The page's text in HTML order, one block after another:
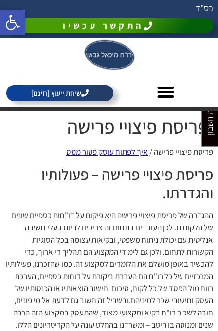
פתח
בס"ד
התקשר עכשיו
שיחת ייעוץ [חינם]
פריסת פיצויי פרישה
פריסת פיצויי פרישה / איך לפתוח עוסק פטור ממס
פריסת פיצויי פרישה – פעולותיו
והגדרתו.
ההגדרה של פריסת פיצויי פרישה היא פיקוח על דו"חות כספיים שונים
של הלקוחות. לכן העובדים בתחום זה צריכים להיות בעלי חשיבה
אנליטית עם יכולת ניתוח משפטי, ובקיאות עצומה בכל הסוגיות
הקשורות לתחום. ולכן גם לימודי המקצוע הם תהליך די ארוך, כדי
להכשיר באופן מושלם את הלומדים למקצוע זה. כמו שהזכרנו, פעילותיו
המרכזיים של כל רו"ח הם העברת ביקורת על דוחות כספיים, הערכת
רווח מול הפסד של כל לקוח, סיכום וחישוב הוצאותיו או הכנסותיו של
העסק וחישובי שכר למיניהם.ובשביל זה חשוב גם לדעת אל מי פונים,
חובה לשכור רו"ח בקיא ומקצועי מאוד, שהתעסק במקצוע הזה הרבה
שנים ומנוסה בו היטב – ומשרדנו בהחלט עונה על הקריטריונים הללו.
מחירון רואה חשבון